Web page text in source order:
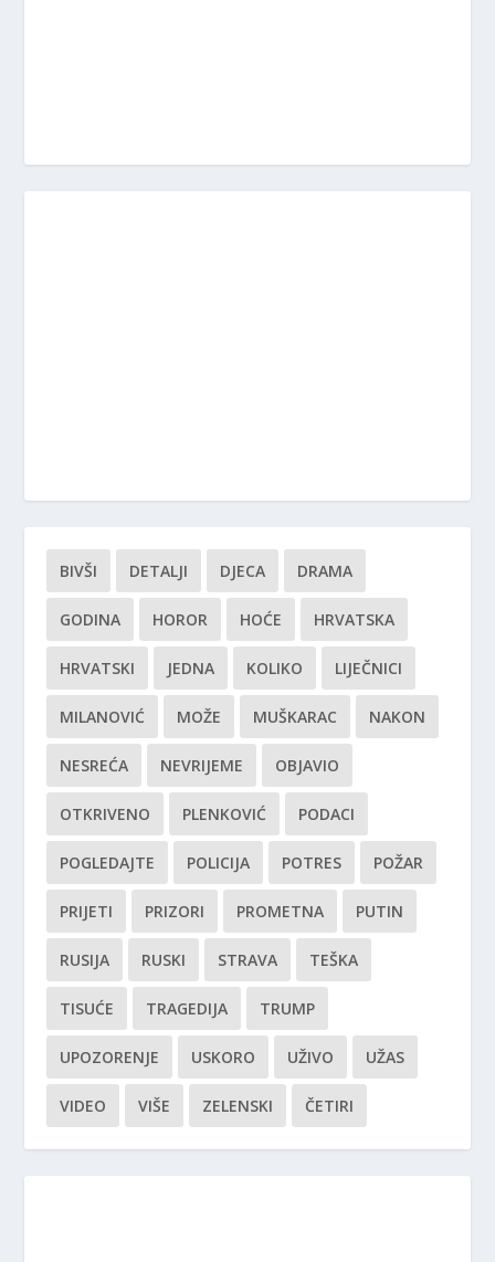
BIVŠI DETALJI DJECA DRAMA
GODINA HOROR HOĆE HRVATSKA
HRVATSKI JEDNA KOLIKO LIJEČNICI
MILANOVIĆ MOŽE MUŠKARAC NAKON
NESREĆA NEVRIJEME OBJAVIO
OTKRIVENO PLENKOVIĆ PODACI
POGLEDAJTE POLICIJA POTRES POŽAR
PRIJETI PRIZORI PROMETNA PUTIN
RUSIJA RUSKI STRAVA TEŠKA
TISUĆE TRAGEDIJA TRUMP
UPOZORENJE USKORO UŽIVO UŽAS
VIDEO VIŠE ZELENSKI ČETIRI